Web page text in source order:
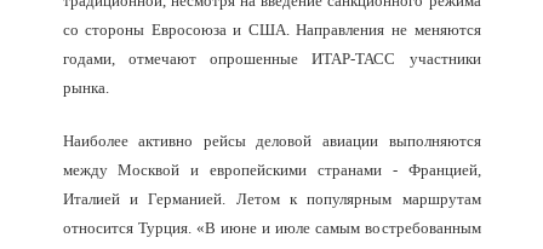
со стороны Евросоюза и США. Направления не меняются
годами, отмечают опрошенные ИТАР-ТАСС участники
рынка.
Наиболее активно рейсы деловой авиации выполняются
между Москвой и европейскими странами - Францией,
Италией и Германией. Летом к популярным маршрутам
относится Турция. «В июне и июле самым востребованным